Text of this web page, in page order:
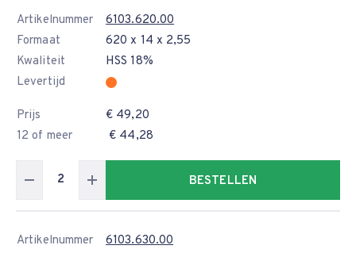
Artikelnummer
6103.620.00
Formaat
620 x 14 x 2,55
Kwaliteit
HSS 18%
Levertijd
Prijs
€ 49,20
12 of meer
€ 44,28
BESTELLEN
Artikelnummer
6103.630.00